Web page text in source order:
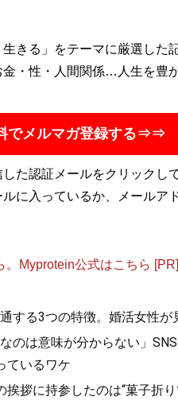
きる」をテーマに厳選した
・性・人間関係…人生を豊
でメルマガ登録する⇒⇒
た認証メールをクリックし
に入っているか、メールア
Myprotein公式はこちら [PR]
する3つの特徴。婚活女性が
のは意味が分からない」
ているワケ
拶に持参したのは“菓子折り